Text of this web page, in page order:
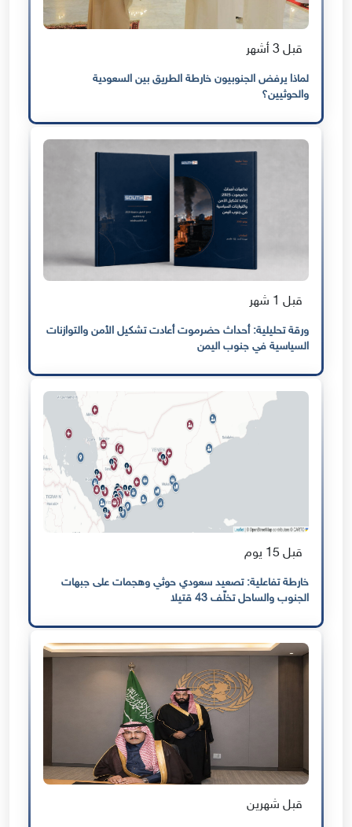
قبل 3 أشهر
لماذا يرفض الجنوبيون خارطة الطريق بين السعودية
والحوثيين؟
قبل 1 شهر
ورقة تحليلية: أحداث حضرموت أعادت تشكيل الأمن والتوازنات
السياسية في جنوب اليمن
قبل 15 يوم
خارطة تفاعلية: تصعيد سعودي حوثي وهجمات على جبهات
الجنوب والساحل تخلّف 43 قتيلا
قبل شهرين